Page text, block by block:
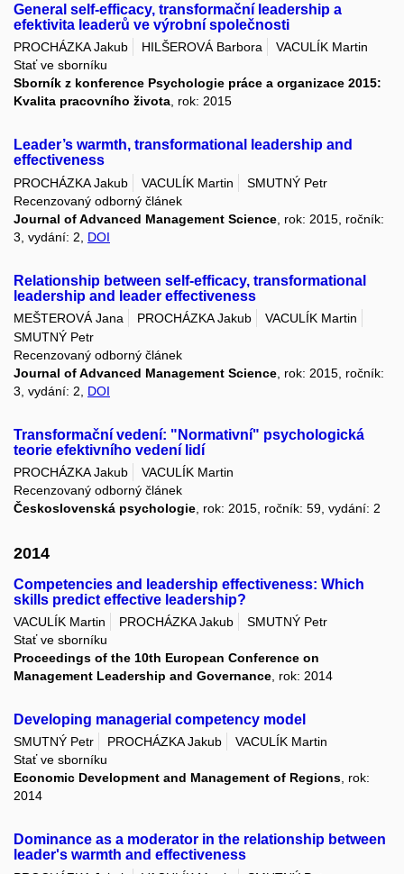
General self-efficacy, transformační leadership a
efektivita leaderů ve výrobní společnosti
PROCHÁZKA Jakub HILŠEROVÁ Barbora
VACULÍK Martin
Stať ve sborníku
Sborník z konference Psychologie práce a organizace 2015:
Kvalita pracovního života, rok: 2015
Leader’s warmth, transformational leadership and
effectiveness
PROCHÁZKA Jakub VACULÍK Martin
SMUTNÝ Petr
Recenzovaný odborný článek
Journal of Advanced Management Science , rok: 2015, ročník:
3, vydání: 2, DOI
Relationship between self-efficacy, transformational
leadership and leader effectiveness
MEŠTEROVÁ Jana PROCHÁZKA Jakub
VACULÍK Martin
SMUTNÝ Petr
Recenzovaný odborný článek
Journal of Advanced Management Science , rok: 2015, ročník:
3, vydání: 2, DOI
Transformační vedení: "Normativní" psychologická
teorie efektivního vedení lidí
PROCHÁZKA Jakub
VACULÍK Martin
Recenzovaný odborný článek
Československá psychologie, rok: 2015, ročník: 59, vydání: 2
2014
Competencies and leadership effectiveness: Which
skills predict effective leadership?
VACULÍK Martin PROCHÁZKA Jakub
SMUTNÝ Petr
Stať ve sborníku
Proceedings of the 10th European Conference on
Management Leadership and Governance , rok: 2014
Developing managerial competency model
SMUTNÝ Petr PROCHÁZKA Jakub
VACULÍK Martin
Stať ve sborníku
Economic Development and Management of Regions, rok:
2014
Dominance as a moderator in the relationship between
leader's warmth and effectiveness